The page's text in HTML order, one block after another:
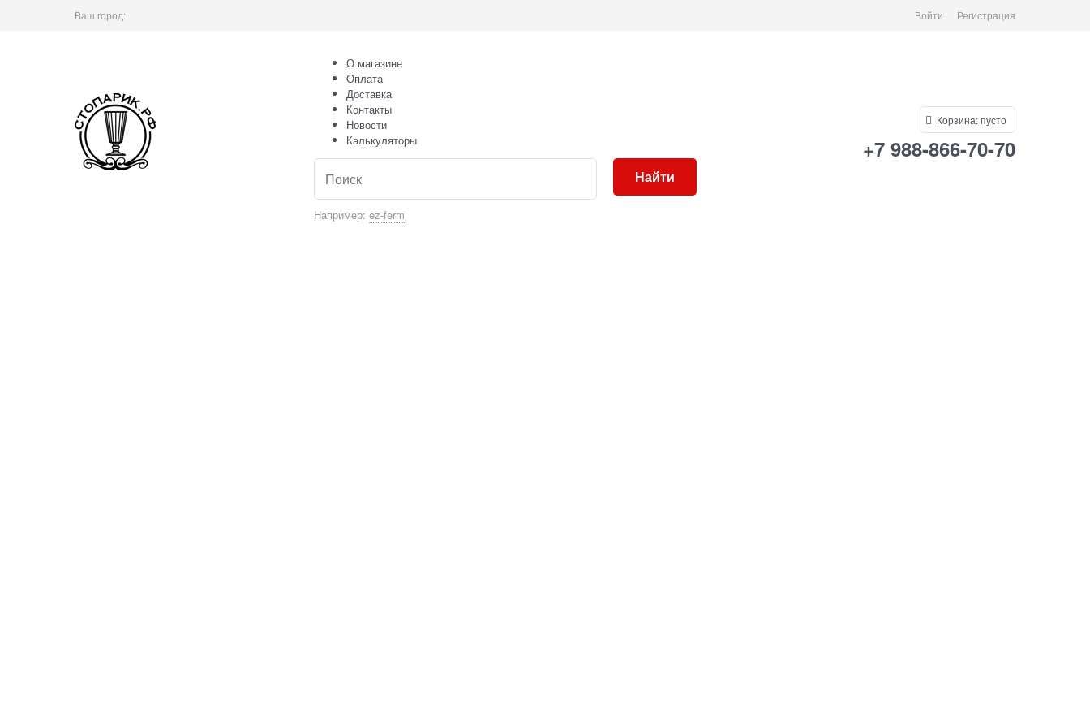
Ваш город: Войти Регистрация
О магазине
Оплата
Доставка
Контакты
Новости
Калькуляторы
Например: ez-ferm
Найти
Корзина:пусто
+7 988-866-70-70